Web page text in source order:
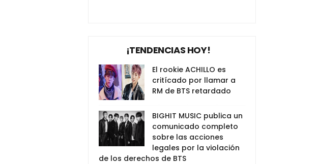
¡TENDENCIAS HOY!
El rookie ACHILLO es
critícado por llamar a
RM de BTS retardado
BIGHIT MUSIC publica un
comunicado completo
sobre las acciones
legales por la violación
de los derechos de BTS